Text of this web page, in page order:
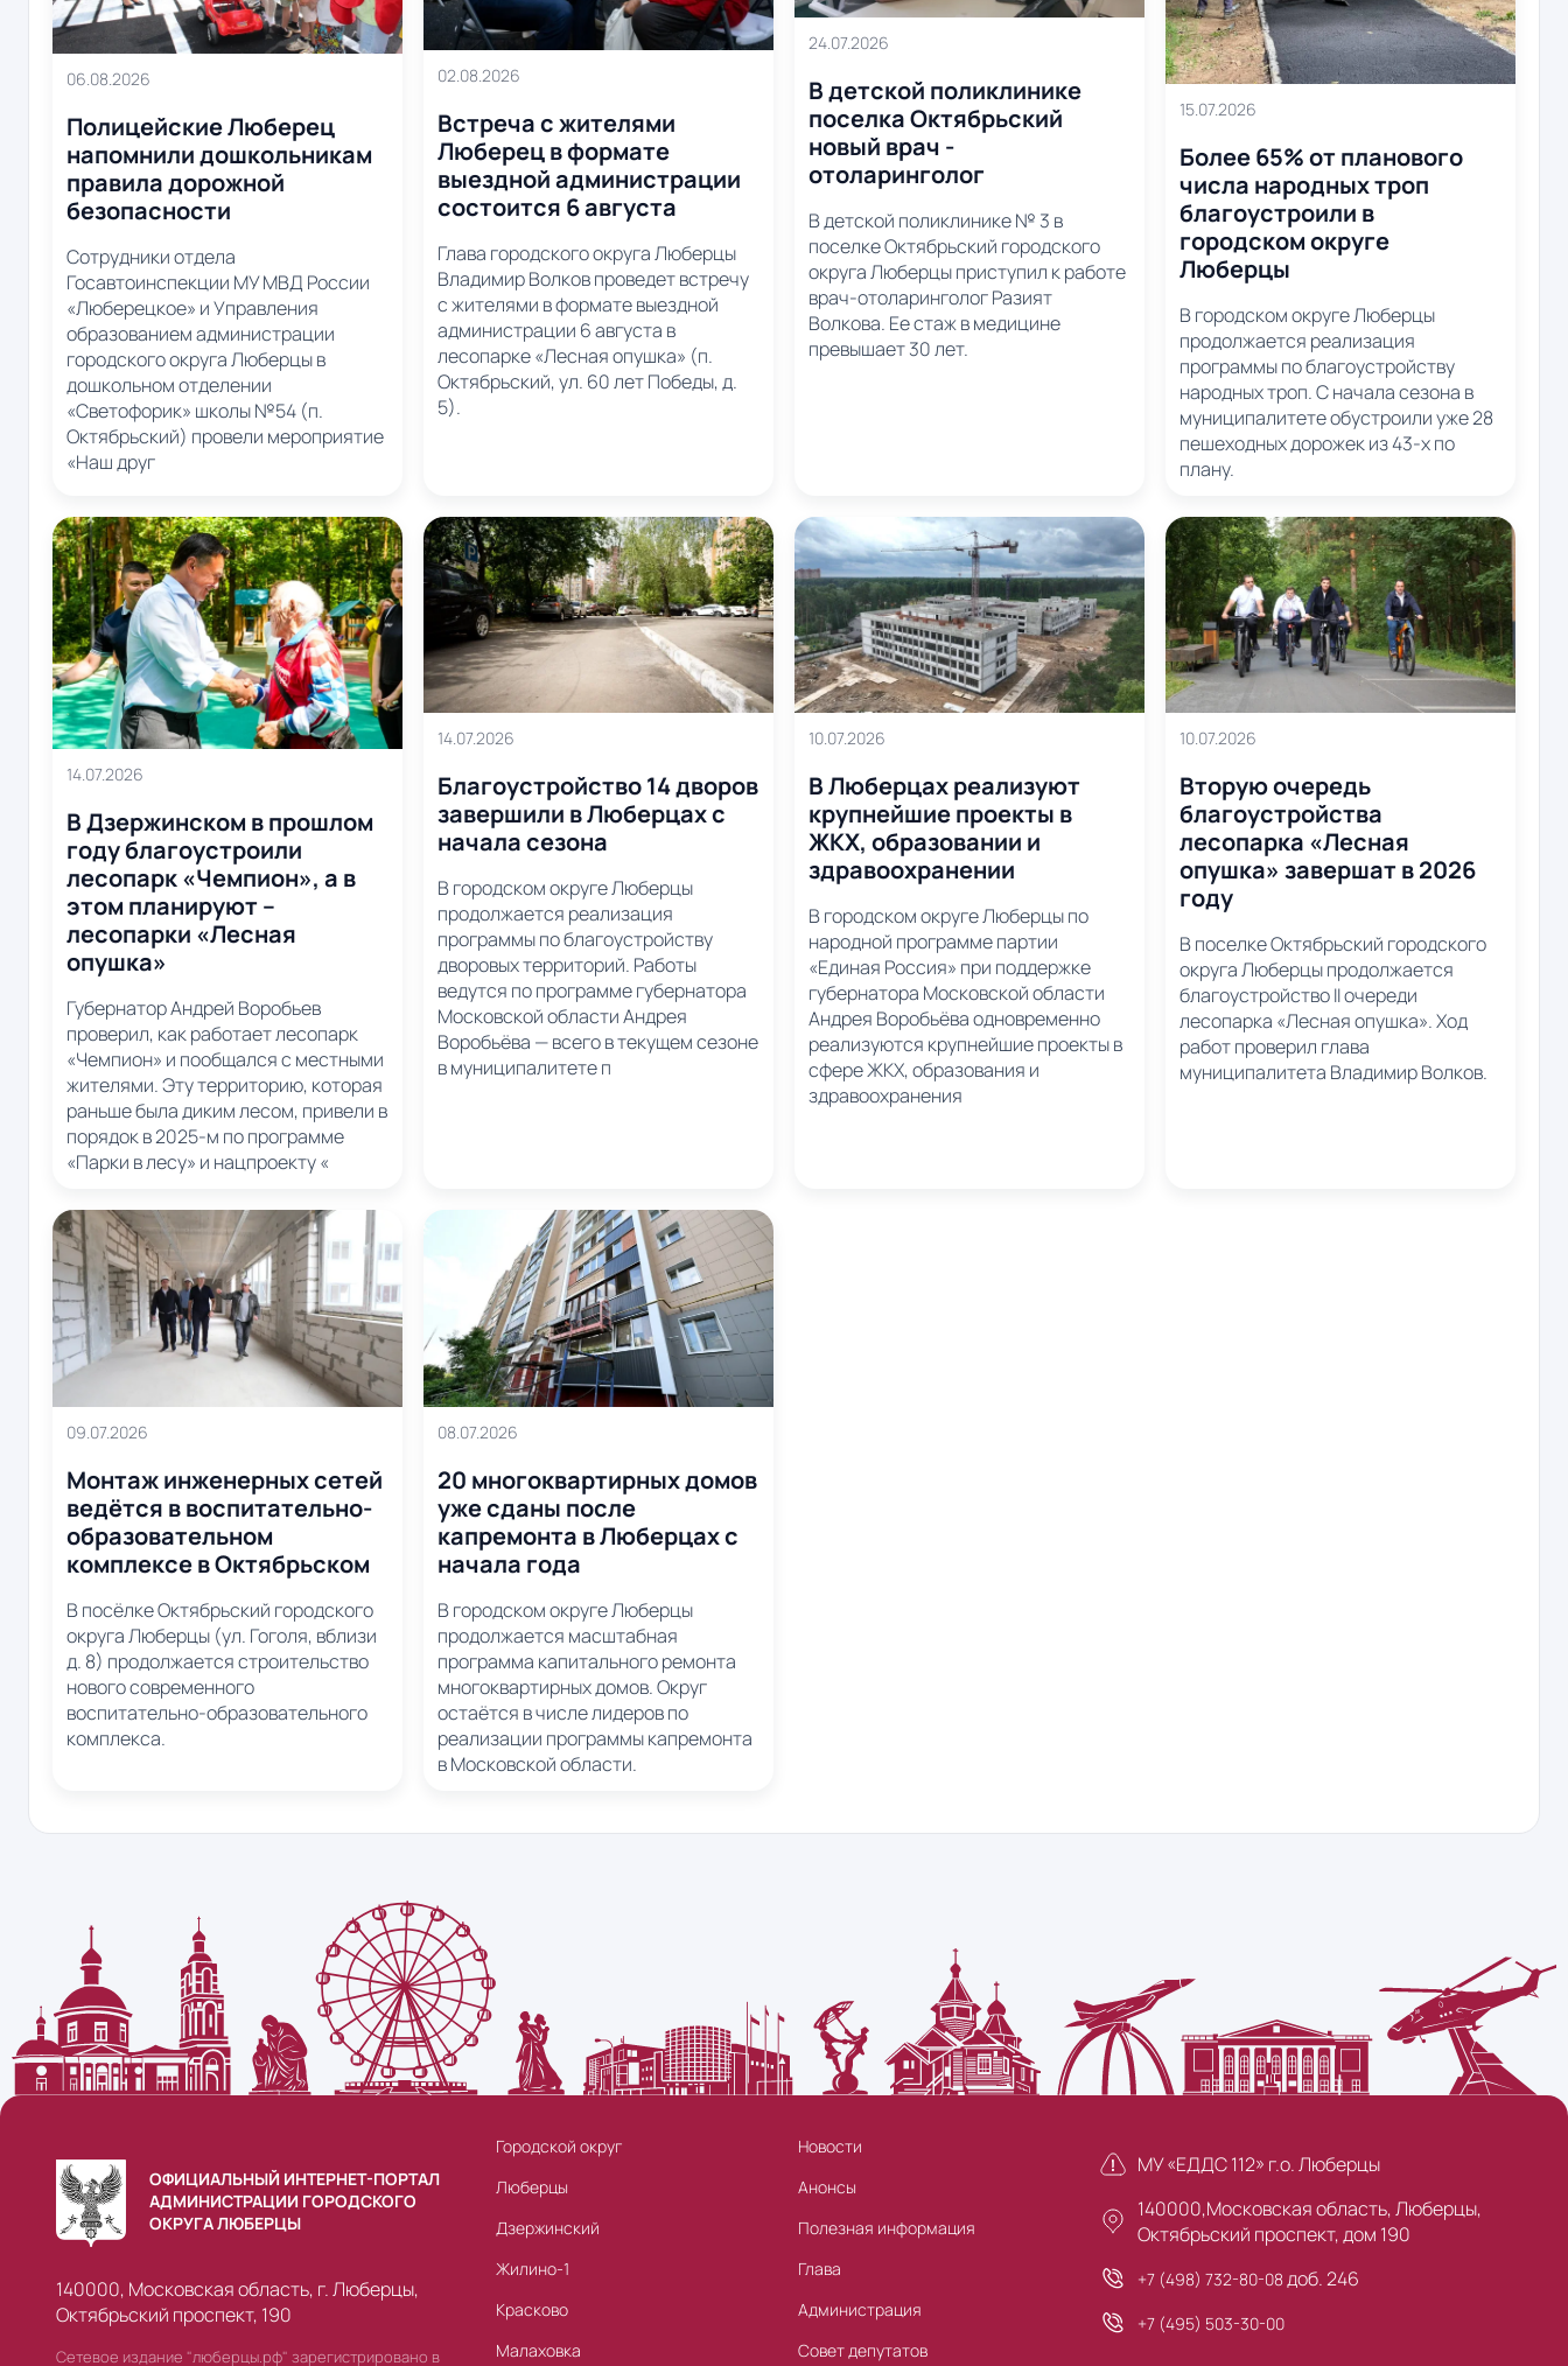
06.08.2026
Полицейские Люберец
напомнили дошкольникам
правила дорожной
безопасности
Сотрудники отдела
Госавтоинспекции МУ МВД России
«Люберецкое» и Управления
образованием администрации
городского округа Люберцы в
дошкольном отделении
«Светофорик» школы №54 (п.
Октябрьский) провели мероприятие
«Наш друг
02.08.2026
Встреча с жителями
Люберец в формате
выездной администрации
состоится 6 августа
Глава городского округа Люберцы
Владимир Волков проведет встречу
с жителями в формате выездной
администрации 6 августа в
лесопарке «Лесная опушка» (п.
Октябрьский, ул. 60 лет Победы, д.
5).
24.07.2026
В детской поликлинике
поселка Октябрьский
новый врач -
отоларинголог
В детской поликлинике № 3 в
поселке Октябрьский городского
округа Люберцы приступил к работе
врач-отоларинголог Разият
Волкова. Ее стаж в медицине
превышает 30 лет.
15.07.2026
Более 65% от планового
числа народных троп
благоустроили в
городском округе
Люберцы
В городском округе Люберцы
продолжается реализация
программы по благоустройству
народных троп. С начала сезона в
муниципалитете обустроили уже 28
пешеходных дорожек из 43-х по
плану.
14.07.2026
В Дзержинском в прошлом
году благоустроили
лесопарк «Чемпион», а в
этом планируют –
лесопарки «Лесная
опушка»
Губернатор Андрей Воробьев
проверил, как работает лесопарк
«Чемпион» и пообщался с местными
жителями. Эту территорию, которая
раньше была диким лесом, привели в
порядок в 2025-м по программе
«Парки в лесу» и нацпроекту «
14.07.2026
Благоустройство 14 дворов
завершили в Люберцах с
начала сезона
В городском округе Люберцы
продолжается реализация
программы по благоустройству
дворовых территорий. Работы
ведутся по программе губернатора
Московской области Андрея
Воробьёва — всего в текущем сезоне
в муниципалитете п
10.07.2026
В Люберцах реализуют
крупнейшие проекты в
ЖКХ, образовании и
здравоохранении
В городском округе Люберцы по
народной программе партии
«Единая Россия» при поддержке
губернатора Московской области
Андрея Воробьёва одновременно
реализуются крупнейшие проекты в
сфере ЖКХ, образования и
здравоохранения
10.07.2026
Вторую очередь
благоустройства
лесопарка «Лесная
опушка» завершат в 2026
году
В поселке Октябрьский городского
округа Люберцы продолжается
благоустройство II очереди
лесопарка «Лесная опушка». Ход
работ проверил глава
муниципалитета Владимир Волков.
09.07.2026
Монтаж инженерных сетей
ведётся в воспитательно-
образовательном
комплексе в Октябрьском
В посёлке Октябрьский городского
округа Люберцы (ул. Гоголя, вблизи
д. 8) продолжается строительство
нового современного
воспитательно-образовательного
комплекса.
08.07.2026
20 многоквартирных домов
уже сданы после
капремонта в Люберцах с
начала года
В городском округе Люберцы
продолжается масштабная
программа капитального ремонта
многоквартирных домов. Округ
остаётся в числе лидеров по
реализации программы капремонта
в Московской области.
ОФИЦИАЛЬНЫЙ ИНТЕРНЕТ-ПОРТАЛ
АДМИНИСТРАЦИИ ГОРОДСКОГО
ОКРУГА ЛЮБЕРЦЫ
140000, Московская область, г. Люберцы,
Октябрьский проспект, 190
Сетевое издание "люберцы.рф" зарегистрировано в
Городской округ
Люберцы
Дзержинский
Жилино-1
Красково
Малаховка
Новости
Анонсы
Полезная информация
Глава
Администрация
Совет депутатов
МУ «ЕДДС 112» г.о. Люберцы
140000,Московская область, Люберцы,
Октябрьский проспект, дом 190
+7 (498) 732-80-08 доб. 246
+7 (495) 503-30-00